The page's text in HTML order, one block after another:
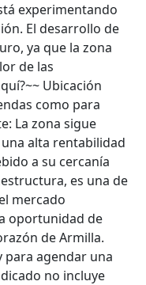
experimentando
El desarrollo de
ya que la zona
de las
Ubicación
como para
La zona sigue
alta rentabilidad
a su cercanía
es una de
mercado
oportunidad de
de Armilla.
para agendar una
no incluye